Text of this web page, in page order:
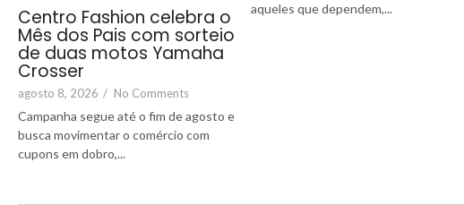
Centro Fashion celebra o
Mês dos Pais com sorteio
de duas motos Yamaha
Crosser
agosto 8, 2026 / No Comments
Campanha segue até o fim de agosto e
busca movimentar o comércio com
cupons em dobro,...
aqueles que dependem,...